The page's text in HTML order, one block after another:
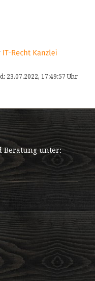
23.07.2022, 17:49:57 Uhr
Beratung unter: